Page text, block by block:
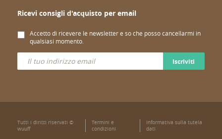
Ricevi consigli d'acquisto per email
Accetto di ricevere le newsletter e so che posso cancellarmi in
qualsiasi momento.
Iscriviti
Tutti i diritti riservati ©
wuuff
Termini e
condizioni
Informativa sulla tutela
dati